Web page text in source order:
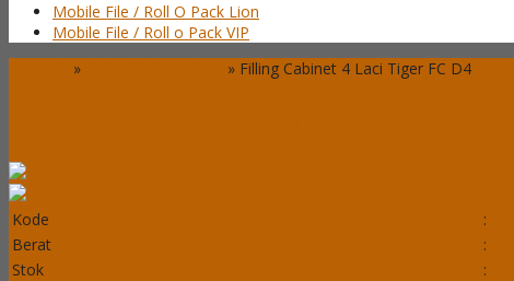
Mobile File / Roll O Pack Lion
Mobile File / Roll o Pack VIP
» » Filling Cabinet 4 Laci Tiger FC D4
Kode :
Berat
:
Stok
: